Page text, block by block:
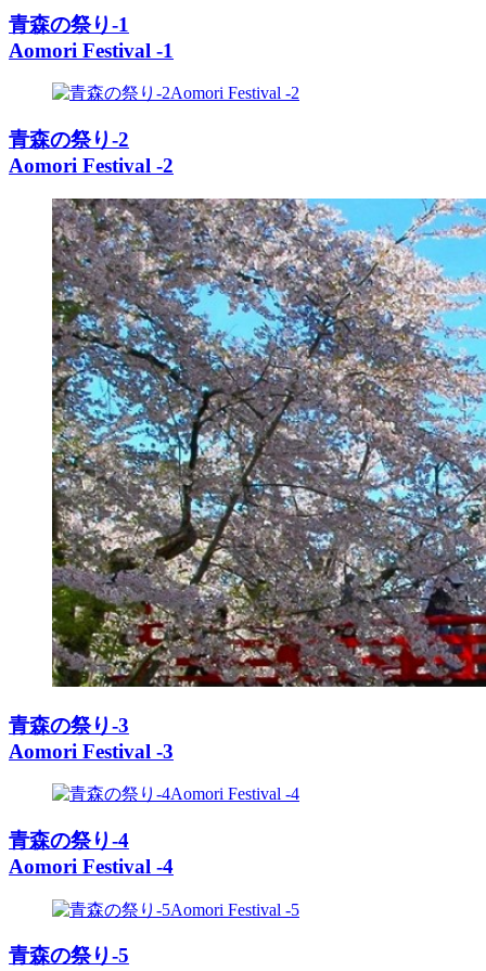
青森の祭り-1
Aomori Festival -1
青森の祭り-2
Aomori Festival -2
青森の祭り-3
Aomori Festival -3
青森の祭り-4
Aomori Festival -4
青森の祭り-5